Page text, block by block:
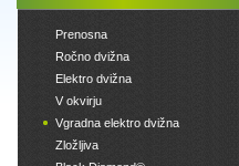
Prenosna
Ročno dvižna
Elektro dvižna
V okvirju
Vgradna elektro dvižna
Zložljiva